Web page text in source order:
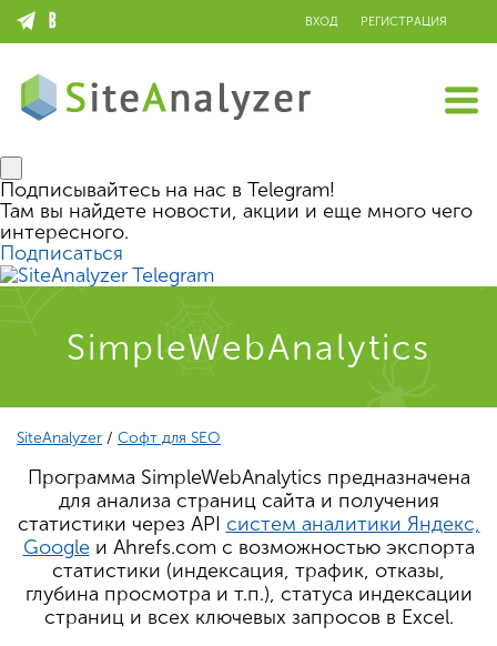
ВХОД РЕГИСТРАЦИЯ
Подписывайтесь на нас в Telegram!
Там вы найдете новости, акции и еще много чего
интересного.
Подписаться
SimpleWebAnalytics
SiteAnalyzer / Софт для SEO
Программа SimpleWebAnalytics предназначена
для анализа страниц сайта и получения
статистики через API систем аналитики Яндекс,
Google и Ahrefs.com с возможностью экспорта
статистики (индексация, трафик, отказы,
глубина просмотра и т.п.), статуса индексации
страниц и всех ключевых запросов в Excel.